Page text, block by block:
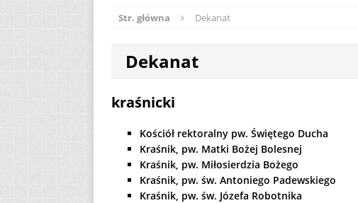
Str. główna Dekanat
Dekanat
kraśnicki
Kościół rektoralny pw. Świętego Ducha
Kraśnik, pw. Matki Bożej Bolesnej
Kraśnik, pw. Miłosierdzia Bożego
Kraśnik, pw. św. Antoniego Padewskiego
Kraśnik, pw. św. Józefa Robotnika